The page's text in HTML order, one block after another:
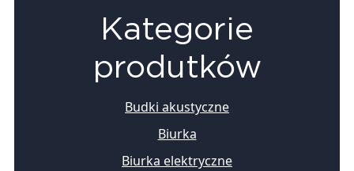
Kategorie
produtków
Budki akustyczne
Biurka
Biurka elektryczne